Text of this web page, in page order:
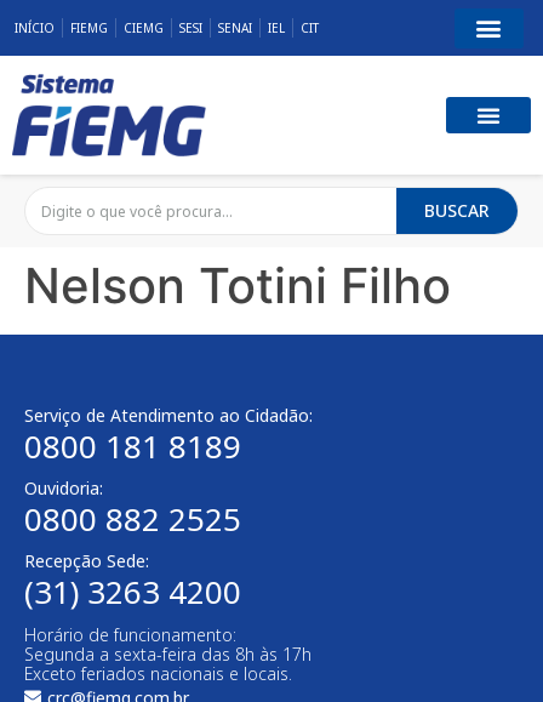
INÍCIO FIEMG CIEMG SESI SENAI IEL CIT
BUSCAR
Nelson Totini Filho
Serviço de Atendimento ao Cidadão:
0800 181 8189
Ouvidoria:
0800 882 2525​
Recepção Sede:
(31) 3263 4200
Horário de funcionamento:
Segunda a sexta-feira das 8h às 17h
Exceto feriados nacionais e locais.